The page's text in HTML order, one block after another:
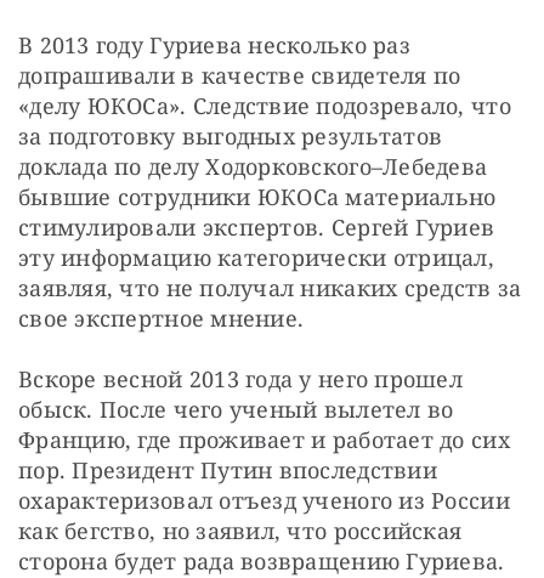
В 2013 году Гуриева несколько раз
допрашивали в качестве свидетеля по
«делу ЮКОСа». Следствие подозревало, что
за подготовку выгодных результатов
доклада по делу Ходорковского–Лебедева
бывшие сотрудники ЮКОСа материально
стимулировали экспертов. Сергей Гуриев
эту информацию категорически отрицал,
заявляя, что не получал никаких средств за
свое экспертное мнение.
Вскоре весной 2013 года у него прошел
обыск. После чего ученый вылетел во
Францию, где проживает и работает до сих
пор. Президент Путин впоследствии
охарактеризовал отъезд ученого из России
как бегство, но заявил, что российская
сторона будет рада возвращению Гуриева.